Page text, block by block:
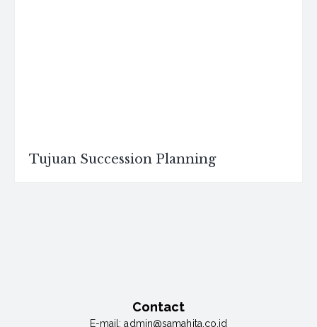
Tujuan Succession Planning
Contact
E-mail:admin@samahita.co.id